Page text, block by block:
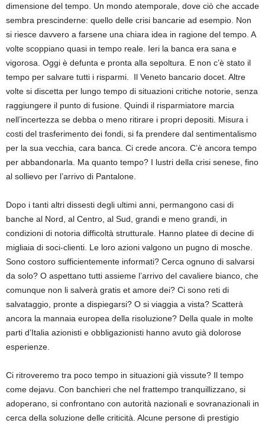
dimensione del tempo. Un mondo atemporale, dove ciò che accade
sembra prescinderne: quello delle crisi bancarie ad esempio. Non
si riesce davvero a farsene una chiara idea in ragione del tempo. A
volte scoppiano quasi in tempo reale. Ieri la banca era sana e
vigorosa. Oggi è defunta e pronta alla sepoltura. E non c’è stato il
tempo per salvare tutti i risparmi. Il Veneto bancario docet. Altre
volte si discetta per lungo tempo di situazioni critiche notorie, senza
raggiungere il punto di fusione. Quindi il risparmiatore marcia
nell’incertezza se debba o meno ritirare i propri depositi. Misura i
costi del trasferimento dei fondi, si fa prendere dal sentimentalismo
per la sua vecchia, cara banca. Ci crede ancora. C’è ancora tempo
per abbandonarla. Ma quanto tempo? I lustri della crisi senese, fino
al sollievo per l’arrivo di Pantalone.
Dopo i tanti altri dissesti degli ultimi anni, permangono casi di
banche al Nord, al Centro, al Sud, grandi e meno grandi, in
condizioni di notoria difficoltà strutturale. Hanno platee di decine di
migliaia di soci-clienti. Le loro azioni valgono un pugno di mosche.
Sono costoro sufficientemente informati? Cerca ognuno di salvarsi
da solo? O aspettano tutti assieme l’arrivo del cavaliere bianco, che
comunque non li salverà gratis et amore dei? Ci sono reti di
salvataggio, pronte a dispiegarsi? O si viaggia a vista? Scatterà
ancora la mannaia europea della risoluzione? Della quale in molte
parti d’Italia azionisti e obbligazionisti hanno avuto già dolorose
esperienze.
Ci ritroveremo tra poco tempo in situazioni già vissute? Il tempo
come dejavu. Con banchieri che nel frattempo tranquillizzano, si
adoperano, si confrontano con autorità nazionali e sovranazionali in
cerca della soluzione delle criticità. Alcune persone di prestigio